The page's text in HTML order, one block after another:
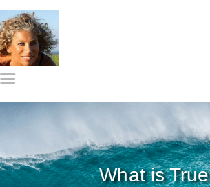
What is True
Home
Meet Gylian
What I do
Get in Touch